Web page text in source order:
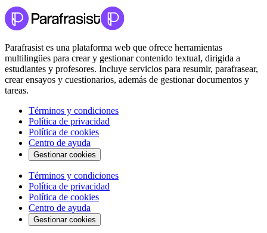
Parafrasist es una plataforma web que ofrece herramientas
multilingües para crear y gestionar contenido textual, dirigida a
estudiantes y profesores. Incluye servicios para resumir, parafrasear,
crear ensayos y cuestionarios, además de gestionar documentos y
tareas.
Términos y condiciones
Política de privacidad
Política de cookies
Centro de ayuda
Gestionar cookies
Términos y condiciones
Política de privacidad
Política de cookies
Centro de ayuda
Gestionar cookies